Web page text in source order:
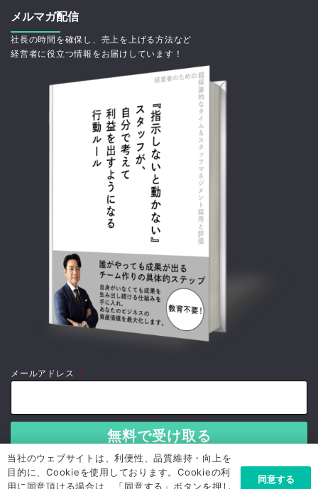
メルマガ配信
社長の時間を確保し、売上を上げる方法など
経営者に役立つ情報をお届けしています！
メールアドレス *
当社のウェブサイトは、利便性、品質維持・向上を
目的に、Cookieを使用しております。Cookieの利
用に同意頂ける場合は、「同意する」ボタンを押し
同意する